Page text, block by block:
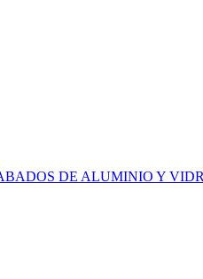
DE ALUMINIO Y